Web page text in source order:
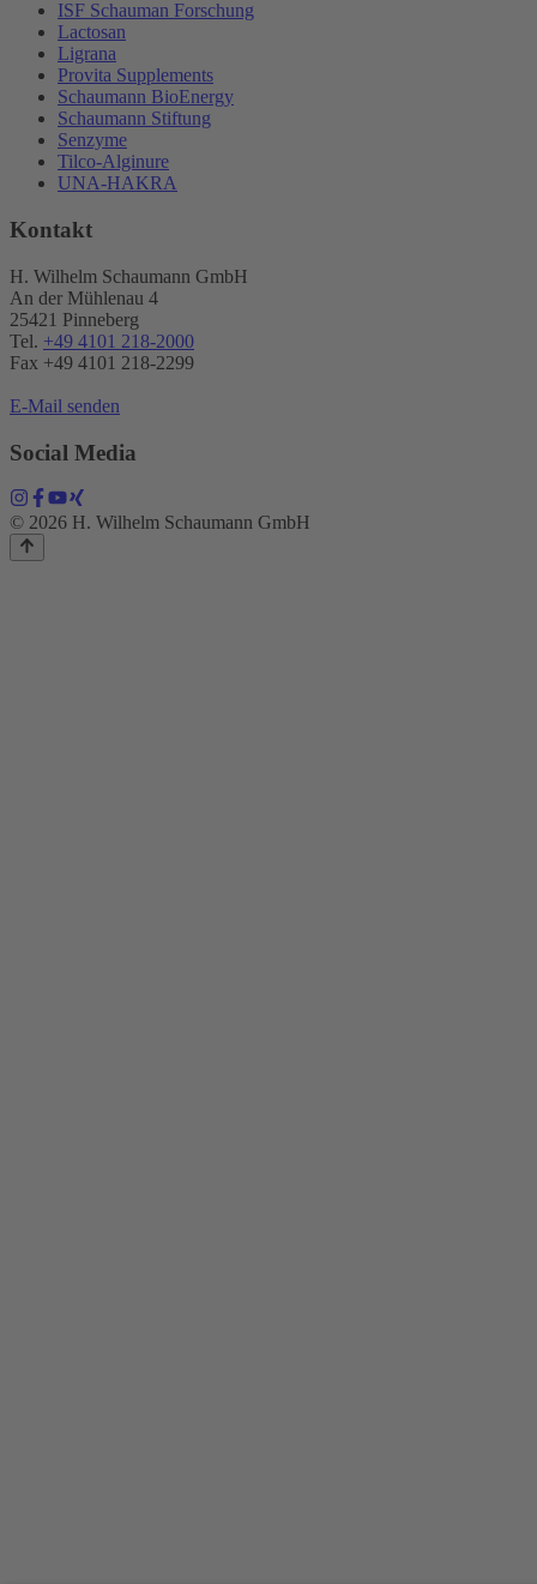
ISF Schauman Forschung
Lactosan
Ligrana
Provita Supplements
Schaumann BioEnergy
Schaumann Stiftung
Senzyme
Tilco-Alginure
UNA-HAKRA
Kontakt
H. Wilhelm Schaumann GmbH
An der Mühlenau 4
25421 Pinneberg
Tel. +49 4101 218-2000
Fax +49 4101 218​-2299
E-Mail senden
Social Media
© 2026 H. Wilhelm Schaumann GmbH